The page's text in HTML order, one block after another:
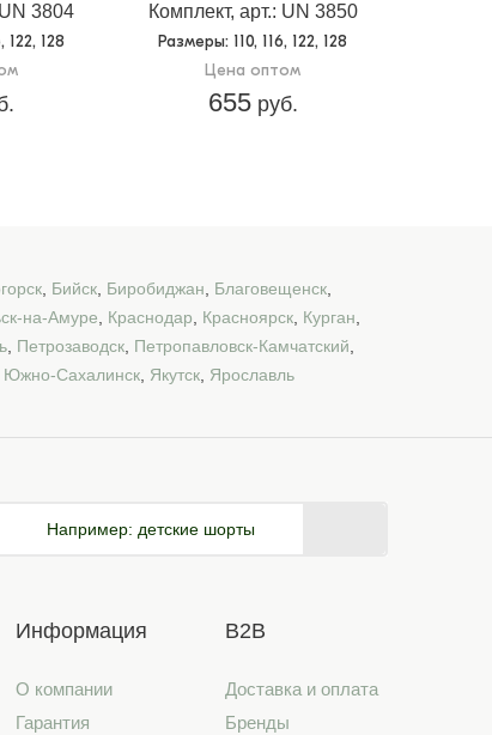
3804
122, 128
Комплект, арт.: UN 3850
Размеры: 110, 116, 122, 128
Цена оптом
655руб.
Бийск Биробиджан Благовещенск
на-Амуре Краснодар Красноярск Курган
Петрозаводск Петропавловск-Камчатский
Южно-Сахалинск Якутск Ярославль
Например: детские шорты
Информация
О компании
Гарантия
B2B
Доставка и оплата
Бренды